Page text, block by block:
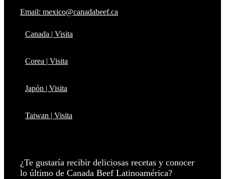
Email: mexico@canadabeef.ca
Canada | Visita
Corea | Visita
Japón | Visita
Taiwan | Visita
¿Te gustaría recibir deliciosas recetas y conocer
lo último de Canada Beef Latinoamérica?